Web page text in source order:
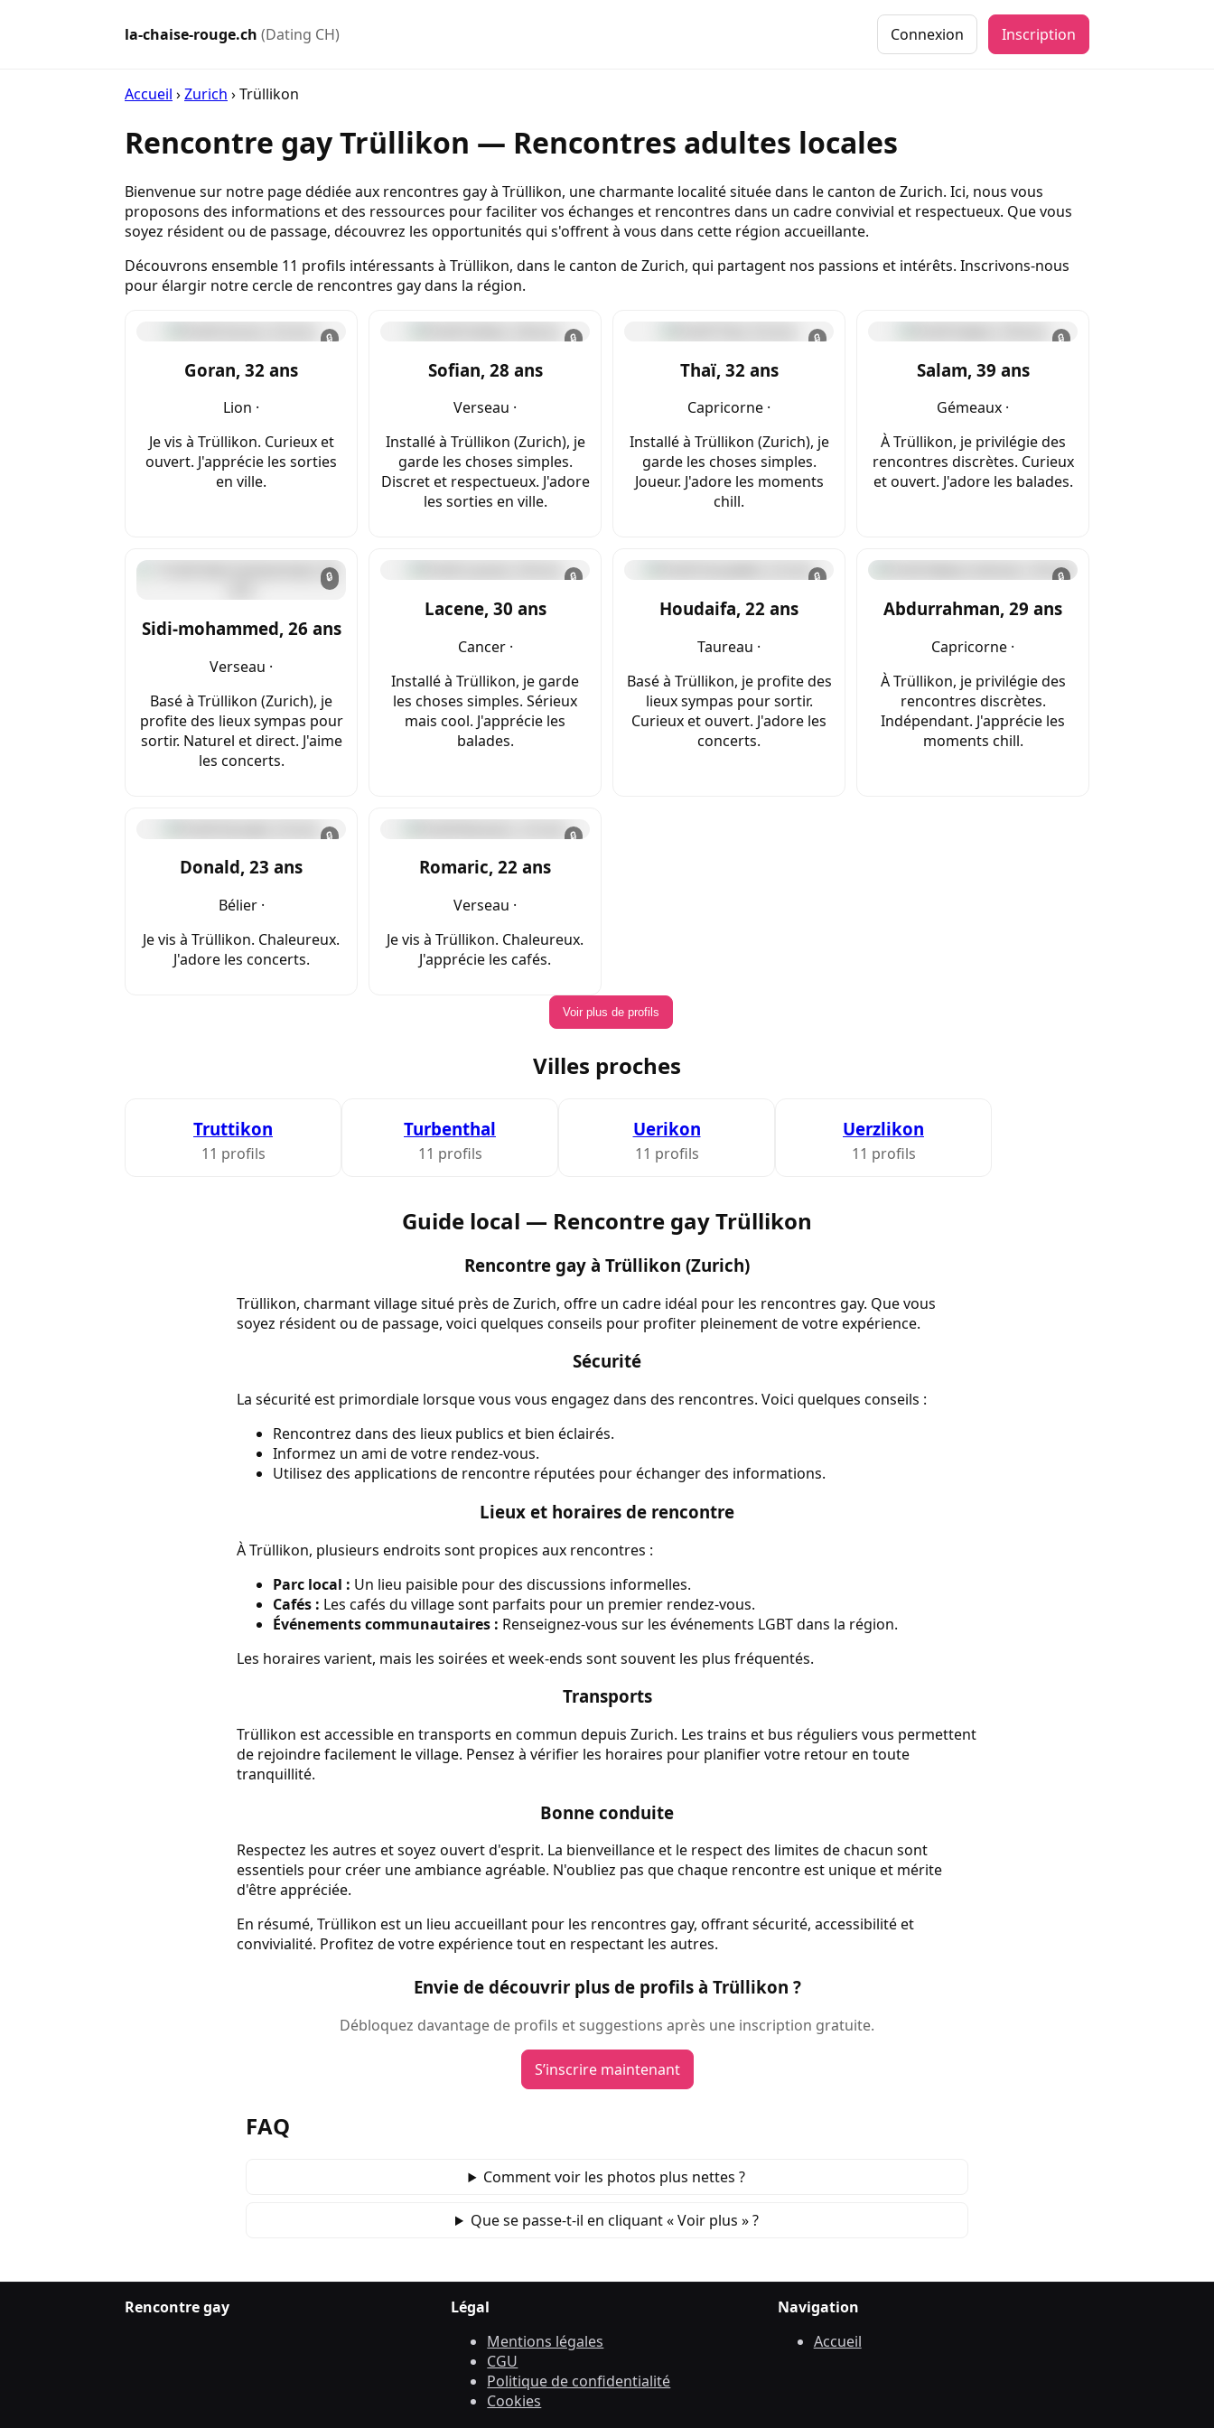
la-chaise-rouge.ch (Dating CH) Connexion Inscription
Accueil ›Zurich ›Trüllikon
Rencontre gay Trüllikon — Rencontres adultes locales
Bienvenue sur notre page dédiée aux rencontres gay à Trüllikon, une charmante localité située dans le canton de Zurich. Ici, nous vous
proposons des informations et des ressources pour faciliter vos échanges et rencontres dans un cadre convivial et respectueux. Que vous
soyez résident ou de passage, découvrez les opportunités qui s'offrent à vous dans cette région accueillante.
Découvrons ensemble 11 profils intéressants à Trüllikon, dans le canton de Zurich, qui partagent nos passions et intérêts. Inscrivons-nous
pour élargir notre cercle de rencontres gay dans la région.
🔒
Goran, 32 ans
Lion ·
Je vis à Trüllikon. Curieux et
ouvert. J'apprécie les sorties
en ville.
🔒
Sofian, 28 ans
Verseau ·
Installé à Trüllikon (Zurich), je
garde les choses simples.
Discret et respectueux. J'adore
les sorties en ville.
🔒
Thaï, 32 ans
Capricorne ·
Installé à Trüllikon (Zurich), je
garde les choses simples.
Joueur. J'adore les moments
chill.
🔒
Salam, 39 ans
Gémeaux ·
À Trüllikon, je privilégie des
rencontres discrètes. Curieux
et ouvert. J'adore les balades.
🔒
Sidi-mohammed, 26 ans
Verseau ·
Basé à Trüllikon (Zurich), je
profite des lieux sympas pour
sortir. Naturel et direct. J'aime
les concerts.
🔒
Lacene, 30 ans
Cancer ·
Installé à Trüllikon, je garde
les choses simples. Sérieux
mais cool. J'apprécie les
balades.
🔒
Houdaifa, 22 ans
Taureau ·
Basé à Trüllikon, je profite des
lieux sympas pour sortir.
Curieux et ouvert. J'adore les
concerts.
🔒
Abdurrahman, 29 ans
Capricorne ·
À Trüllikon, je privilégie des
rencontres discrètes.
Indépendant. J'apprécie les
moments chill.
🔒
Donald, 23 ans
Bélier ·
Je vis à Trüllikon. Chaleureux.
J'adore les concerts.
🔒
Romaric, 22 ans
Verseau ·
Je vis à Trüllikon. Chaleureux.
J'apprécie les cafés.
Voir plus de profils
Villes proches
Truttikon
11 profils
Turbenthal
11 profils
Uerikon
11 profils
Uerzlikon
11 profils
Guide local — Rencontre gay Trüllikon
Rencontre gay à Trüllikon (Zurich)
Trüllikon, charmant village situé près de Zurich, offre un cadre idéal pour les rencontres gay. Que vous
soyez résident ou de passage, voici quelques conseils pour profiter pleinement de votre expérience.
Sécurité
La sécurité est primordiale lorsque vous vous engagez dans des rencontres. Voici quelques conseils :
Rencontrez dans des lieux publics et bien éclairés.
Informez un ami de votre rendez-vous.
Utilisez des applications de rencontre réputées pour échanger des informations.
Lieux et horaires de rencontre
À Trüllikon, plusieurs endroits sont propices aux rencontres :
Parc local : Un lieu paisible pour des discussions informelles.
Cafés : Les cafés du village sont parfaits pour un premier rendez-vous.
Événements communautaires : Renseignez-vous sur les événements LGBT dans la région.
Les horaires varient, mais les soirées et week-ends sont souvent les plus fréquentés.
Transports
Trüllikon est accessible en transports en commun depuis Zurich. Les trains et bus réguliers vous permettent
de rejoindre facilement le village. Pensez à vérifier les horaires pour planifier votre retour en toute
tranquillité.
Bonne conduite
Respectez les autres et soyez ouvert d'esprit. La bienveillance et le respect des limites de chacun sont
essentiels pour créer une ambiance agréable. N'oubliez pas que chaque rencontre est unique et mérite
d'être appréciée.
En résumé, Trüllikon est un lieu accueillant pour les rencontres gay, offrant sécurité, accessibilité et
convivialité. Profitez de votre expérience tout en respectant les autres.
Envie de découvrir plus de profils à Trüllikon ?
Débloquez davantage de profils et suggestions après une inscription gratuite.
S’inscrire maintenant
FAQ
Comment voir les photos plus nettes ?
Que se passe‑t‑il en cliquant « Voir plus » ?
Rencontre gay
Légal
Mentions légales
CGU
Politique de confidentialité
Cookies
Navigation
Accueil